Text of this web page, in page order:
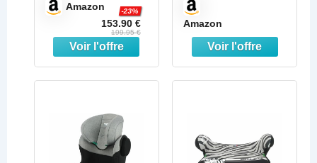
boissons inclus,
pour Voitures
avec ou sans
ISOFIX, de 15 à
50 kg env., de 3
à 12 ans env.,
Amazon
153.90 €
-23%
199.95 €
Amazon